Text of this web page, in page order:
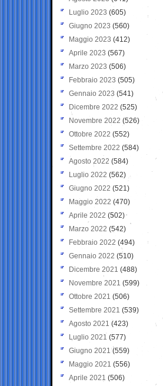
Luglio 2023 (605)
Giugno 2023 (560)
Maggio 2023 (412)
Aprile 2023 (567)
Marzo 2023 (506)
Febbraio 2023 (505)
Gennaio 2023 (541)
Dicembre 2022 (525)
Novembre 2022 (526)
Ottobre 2022 (552)
Settembre 2022 (584)
Agosto 2022 (584)
Luglio 2022 (562)
Giugno 2022 (521)
Maggio 2022 (470)
Aprile 2022 (502)
Marzo 2022 (542)
Febbraio 2022 (494)
Gennaio 2022 (510)
Dicembre 2021 (488)
Novembre 2021 (599)
Ottobre 2021 (506)
Settembre 2021 (539)
Agosto 2021 (423)
Luglio 2021 (577)
Giugno 2021(559)
Maggio 2021 (556)
Aprile 2021 (506)